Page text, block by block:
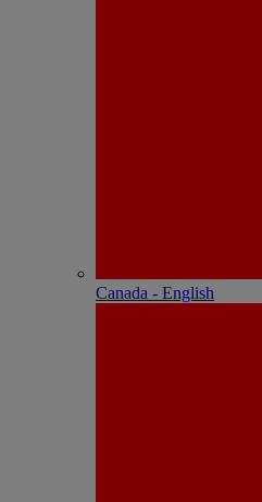
Canada - English